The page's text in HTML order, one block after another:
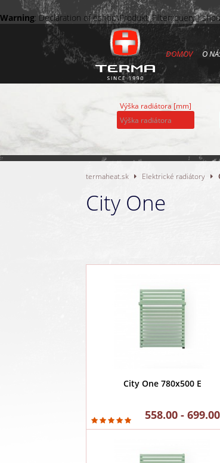
Warning: Declaration of eshop\Produkt_Filter::query()
DOMOV O
Výška radiátora [mm]
termaheat.sk Elektrické radiátory
City One
City One 780x500 E
558.00 -